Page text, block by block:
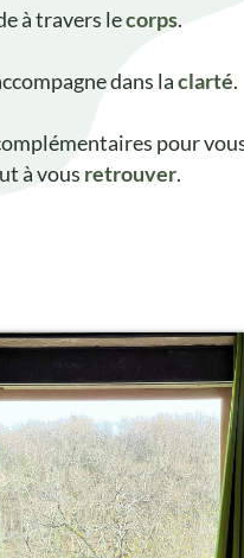
à travers lecorps.
dans laclarté.
pour
à vous retrouver.